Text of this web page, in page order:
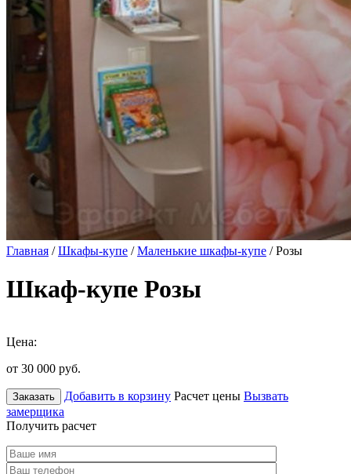
Главная /Шкафы-купе /Маленькие шкафы-купе / Розы
Шкаф-купе Розы
Цена:
от 30 000 руб.
Заказать Добавить в корзину Расчет цены Вызвать
замерщика
Получить расчет